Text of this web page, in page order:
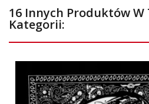
16 Innych Produktów W
Kategorii: